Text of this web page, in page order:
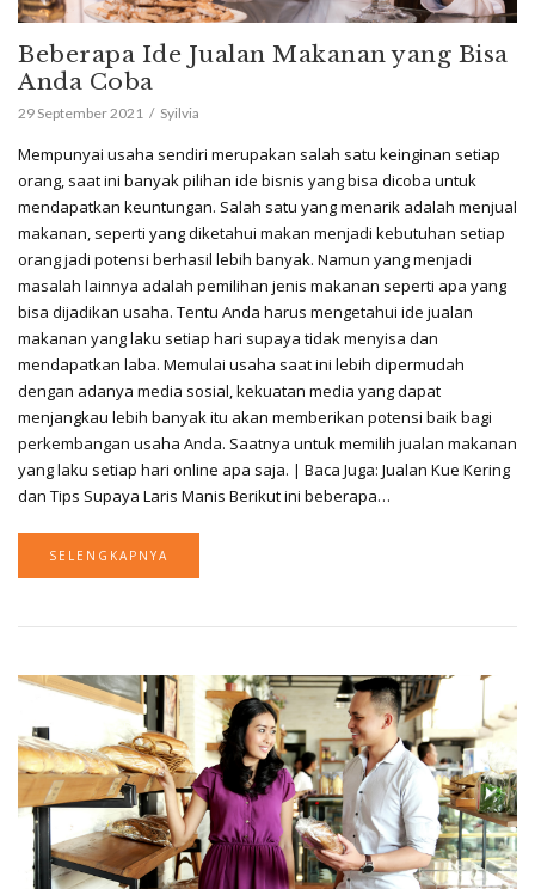
Beberapa Ide Jualan Makanan yang Bisa
Anda Coba
29 September 2021 Syilvia
Mempunyai usaha sendiri merupakan salah satu keinginan setiap
orang, saat ini banyak pilihan ide bisnis yang bisa dicoba untuk
mendapatkan keuntungan. Salah satu yang menarik adalah menjual
makanan, seperti yang diketahui makan menjadi kebutuhan setiap
orang jadi potensi berhasil lebih banyak. Namun yang menjadi
masalah lainnya adalah pemilihan jenis makanan seperti apa yang
bisa dijadikan usaha. Tentu Anda harus mengetahui ide jualan
makanan yang laku setiap hari supaya tidak menyisa dan
mendapatkan laba. Memulai usaha saat ini lebih dipermudah
dengan adanya media sosial, kekuatan media yang dapat
menjangkau lebih banyak itu akan memberikan potensi baik bagi
perkembangan usaha Anda. Saatnya untuk memilih jualan makanan
yang laku setiap hari online apa saja. | Baca Juga: Jualan Kue Kering
dan Tips Supaya Laris Manis Berikut ini beberapa…
SELENGKAPNYA